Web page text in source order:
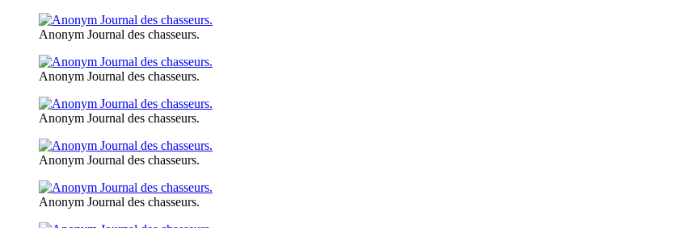
Anonym Journal des chasseurs.
Anonym Journal des chasseurs.
Anonym Journal des chasseurs.
Anonym Journal des chasseurs.
Anonym Journal des chasseurs.